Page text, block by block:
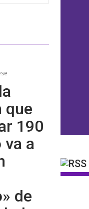
que
190
va a
de